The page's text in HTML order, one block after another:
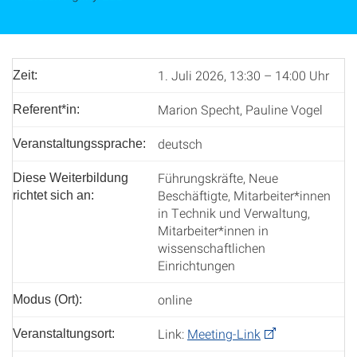
Zeit: 1. Juli 2026, 13:30 – 14:00 Uhr
Referent*in: Marion Specht, Pauline Vogel
Veranstaltungssprache: deutsch
Diese Weiterbildung
richtet sich an:
Führungskräfte, Neue
Beschäftigte, Mitarbeiter*innen
in Technik und Verwaltung,
Mitarbeiter*innen in
wissenschaftlichen
Einrichtungen
Modus (Ort): online
Veranstaltungsort: Link: Meeting-Link